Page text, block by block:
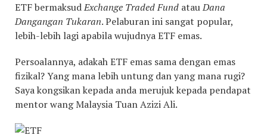
ETF bermaksudExchange Traded Fund atauDana
Dangangan Tukaran. Pelaburan ini sangat popular,
lebih-lebih lagi apabila wujudnya ETF emas.
Persoalannya, adakah ETF emas sama dengan emas
fizikal? Yang mana lebih untung dan yang mana rugi?
Saya kongsikan kepada anda merujuk kepada pendapat
mentor wang Malaysia Tuan Azizi Ali.